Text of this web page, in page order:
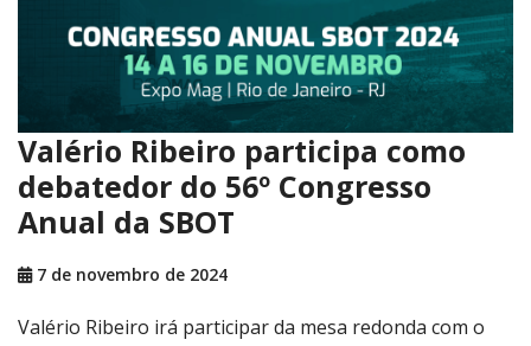
Valério Ribeiro participa como
debatedor do 56º Congresso
Anual da SBOT
7 de novembro de 2024
Valério Ribeiro irá participar da mesa redonda com o